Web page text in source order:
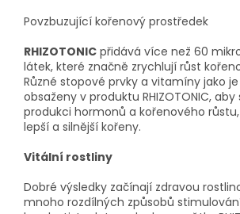
Povzbuzující kořenový prostředek
RHIZOTONIC přidává více než 60
látek, které značně zrychlují růst
Různé stopové prvky a vitamíny jako je
obsaženy v produktu RHIZOTONIC,
produkci hormonů a kořenového
lepší a silnější kořeny.
Vitální rostliny
Dobré výsledky začínají zdravou
mnoho rozdílných způsobů